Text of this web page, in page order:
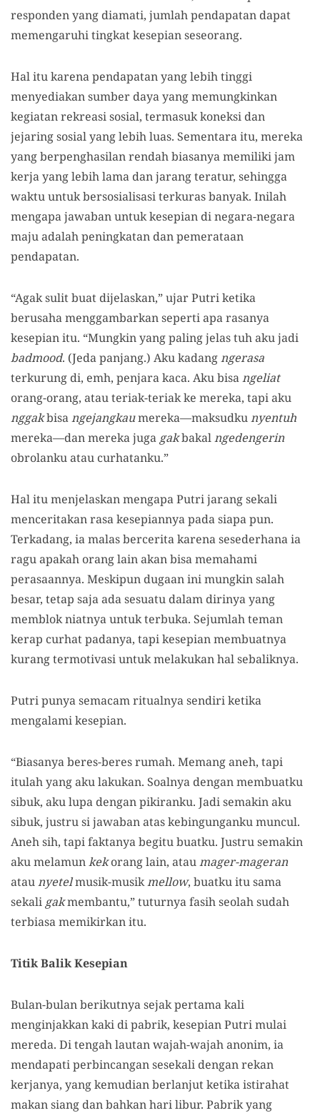
responden yang diamati, jumlah pendapatan dapat
memengaruhi tingkat kesepian seseorang.
Hal itu karena pendapatan yang lebih tinggi
menyediakan sumber daya yang memungkinkan
kegiatan rekreasi sosial, termasuk koneksi dan
jejaring sosial yang lebih luas. Sementara itu, mereka
yang berpenghasilan rendah biasanya memiliki jam
kerja yang lebih lama dan jarang teratur, sehingga
waktu untuk bersosialisasi terkuras banyak. Inilah
mengapa jawaban untuk kesepian di negara-negara
maju adalah peningkatan dan pemerataan
pendapatan.
“Agak sulit buat dijelaskan,” ujar Putri ketika
berusaha menggambarkan seperti apa rasanya
kesepian itu. “Mungkin yang paling jelas tuh aku jadi
badmood. (Jeda panjang.) Aku kadangngerasa
terkurung di, emh, penjara kaca. Aku bisangeliat
orang-orang, atau teriak-teriak ke mereka, tapi aku
nggakbisangejangkaumereka—maksudkunyentuh
mereka—dan mereka juga gakbakalngedengerin
obrolanku atau curhatanku.”
Hal itu menjelaskan mengapa Putri jarang sekali
menceritakan rasa kesepiannya pada siapa pun.
Terkadang, ia malas bercerita karena sesederhana ia
ragu apakah orang lain akan bisa memahami
perasaannya. Meskipun dugaan ini mungkin salah
besar, tetap saja ada sesuatu dalam dirinya yang
memblok niatnya untuk terbuka. Sejumlah teman
kerap curhat padanya, tapi kesepian membuatnya
kurang termotivasi untuk melakukan hal sebaliknya.
Putri punya semacam ritualnya sendiri ketika
mengalami kesepian.
“Biasanya beres-beres rumah. Memang aneh, tapi
itulah yang aku lakukan. Soalnya dengan membuatku
sibuk, aku lupa dengan pikiranku. Jadi semakin aku
sibuk, justru si jawaban atas kebingunganku muncul.
Aneh sih, tapi faktanya begitu buatku. Justru semakin
aku melamunkekorang lain, ataumager-mageran
ataunyetelmusik-musikmellow, buatku itu sama
sekali gakmembantu,” tuturnya fasih seolah sudah
terbiasa memikirkan itu.
Titik Balik Kesepian
Bulan-bulan berikutnya sejak pertama kali
menginjakkan kaki di pabrik, kesepian Putri mulai
mereda. Di tengah lautan wajah-wajah anonim, ia
mendapati perbincangan sesekali dengan rekan
kerjanya, yang kemudian berlanjut ketika istirahat
makan siang dan bahkan hari libur. Pabrik yang